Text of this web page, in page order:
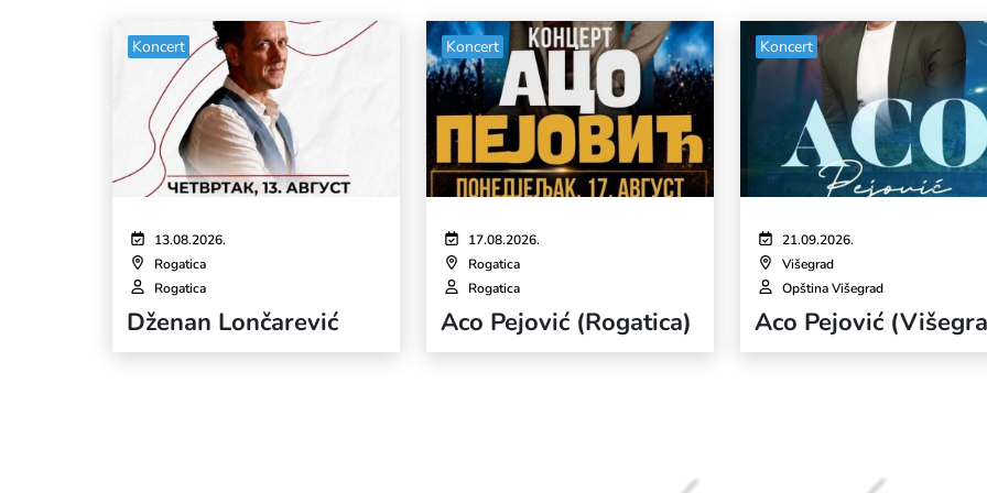
Koncert
13.08.2026.
Rogatica
Rogatica
Dženan Lončarević
Koncert
17.08.2026.
Rogatica
Rogatica
Aco Pejović (Rogatica)
Koncert
21.09.2026.
Višegrad
Opština Višegrad
Aco Pejović